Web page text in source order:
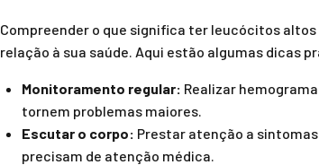
Compreender o que significa ter leucócitos
relação à sua saúde. Aqui estão algumas dicas
Monitoramento regular: Realizar
tornem problemas maiores.
Escutar o corpo: Prestar atenção a
precisam de atenção médica.